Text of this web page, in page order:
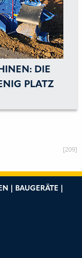
DIE
PLATZ
[209]
| BAUGERÄTE |